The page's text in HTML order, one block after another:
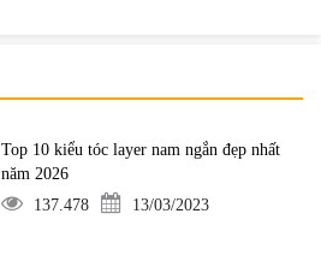
Top 10 kiểu tóc layer nam ngắn đẹp nhất
năm 2026
137.478
13/03/2023